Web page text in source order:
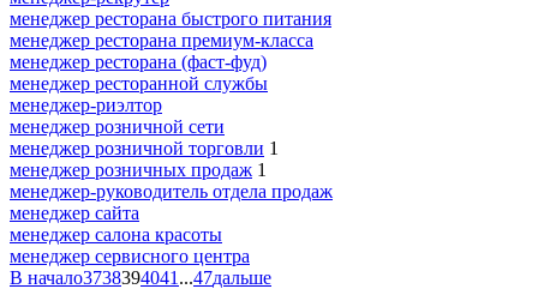
менеджер ресторана быстрого питания
менеджер ресторана премиум-класса
менеджер ресторана (фаст-фуд)
менеджер ресторанной службы
менеджер-риэлтор
менеджер розничной сети
менеджер розничной торговли 1
менеджер розничных продаж 1
менеджер-руководитель отдела продаж
менеджер сайта
менеджер салона красоты
менеджер сервисного центра
В начало3738394041 ...47дальше